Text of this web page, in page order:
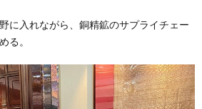
に入れながら、銅精鉱のサプライチェー
る。